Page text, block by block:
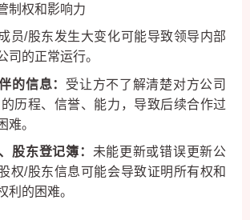
制权和影响力
员/股东发生大变化可能导致领导内部
司的正常运行。
的信息： 受让方不了解清楚对方公司
历程、信誉、能力，导致后续合作过
难。
股东登记簿： 未能更新或错误更新公
权/股东信息可能会导致证明所有权和
利的困难。